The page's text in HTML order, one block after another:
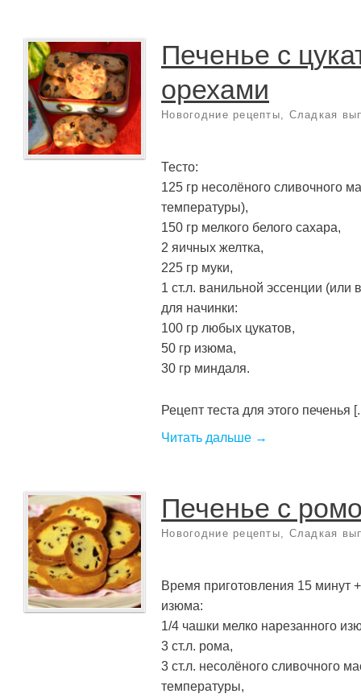
Печенье с
орехами
Новогодние рецепты Сладкая
Тесто:
125 гр несолёного сливочного
температуры),
150 гр мелкого белого сахара,
2 яичных желтка,
225 гр муки,
1 ст.л. ванильной эссенции (или
для начинки:
100 гр любых цукатов,
50 гр изюма,
30 гр миндаля.
Рецепт теста для этого печенья
Читать дальше →
Печенье с
Новогодние рецепты Сладкая
Время приготовления 15 минут
изюма:
1/4 чашки мелко нарезанного
3 ст.л. рома,
3 ст.л. несолёного сливочного
температуры,